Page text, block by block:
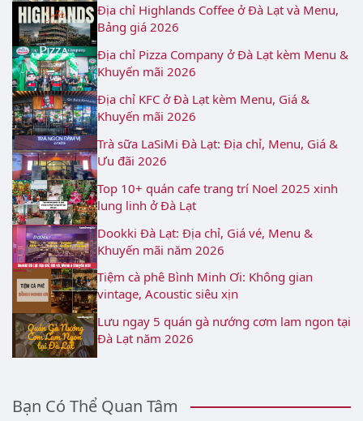
Địa chỉ Highlands Coffee ở Đà Lạt và Menu,
Bảng giá 2026
Địa chỉ Pizza Company ở Đà Lạt kèm Menu &
Khuyến mãi 2026
Địa chỉ KFC ở Đà Lạt kèm Menu, Giá &
Khuyến mãi 2026
Trà sữa LaSiMi Đà Lạt: Địa chỉ, Menu, Giá &
Ưu đãi 2026
Top 10+ quán cafe trang trí Noel 2025 xinh
lung linh ở Đà Lạt
Dookki Đà Lạt: Địa chỉ, Giá vé, Menu &
Khuyến mãi năm 2026
Tiệm cà phê Bình Minh Ơi: Không gian
vintage, Acoustic siêu xịn
Lưu ngay 5 quán gà nướng cơm lam ngon tại
Đà Lạt năm 2026
Bạn Có Thể Quan Tâm